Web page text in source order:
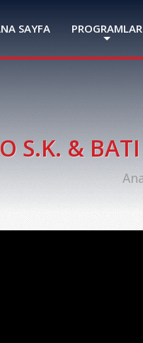
SAYFA PROGRAMLAR
S.K. &